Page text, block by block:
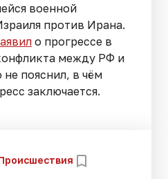
военной
против Ирана.
о прогрессе в
между РФ и
пояснил, в чём
заключается.